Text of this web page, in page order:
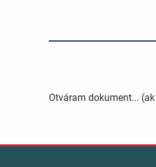
Otváram dokument...